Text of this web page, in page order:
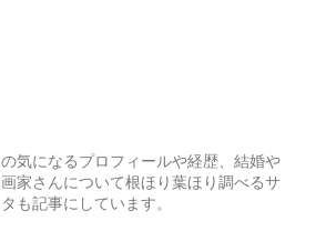
気になるプロフィールや経歴、結婚や
家さんについて根ほり葉ほり調べるサ
も記事にしています。